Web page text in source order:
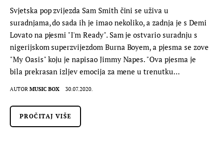
Svjetska pop zvijezda Sam Smith čini se uživa u
suradnjama, do sada ih je imao nekoliko, a zadnja je s Demi
Lovato na pjesmi "I'm Ready". Sam je ostvario suradnju s
nigerijskom superzvijezdom Burna Boyem, a pjesma se zove
"My Oasis" koju je napisao Jimmy Napes. "Ova pjesma je
bila prekrasan izljev emocija za mene u trenutku…
AUTOR MUSIC BOX 30.07.2020.
PROČITAJ VIŠE